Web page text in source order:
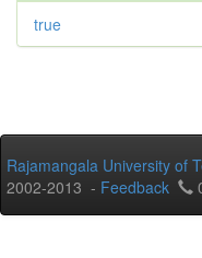
true
Rajamangala University of
2002-2013 - Feedback